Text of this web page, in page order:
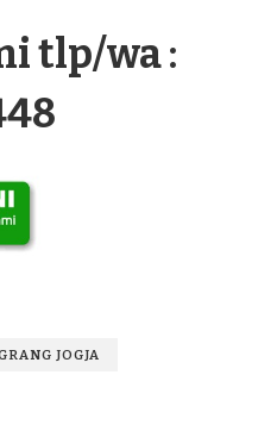
tlp/wa :
JOGJA